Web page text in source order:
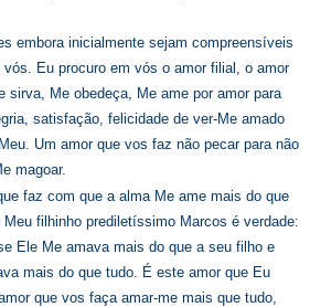
embora inicialmente sejam compreensíveis
Eu procuro em vós o amor filial, o amor
sirva, Me obedeça, Me ame por amor para
satisfação, felicidade de ver-Me amado
Um amor que vos faz não pecar para não
magoar.
faz com que a alma Me ame mais do que
filhinho prediletíssimo Marcos é verdade:
Ele Me amava mais do que a seu filho e
mais do que tudo. É este amor que Eu
que vos faça amar-me mais que tudo,